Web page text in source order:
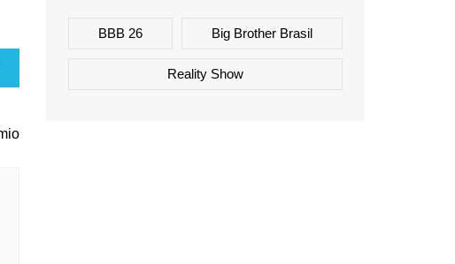
BBB 26 Big Brother Brasil
Reality Show